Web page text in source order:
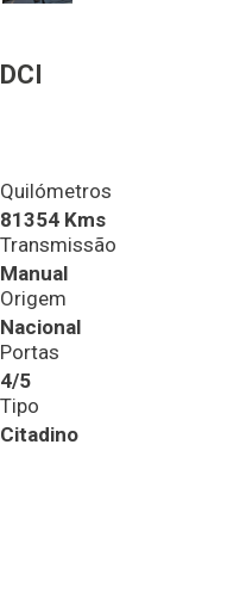
Quilómetros
81354 Kms
Transmissão
Manual
Origem
Nacional
Portas
4/5
Tipo
Citadino